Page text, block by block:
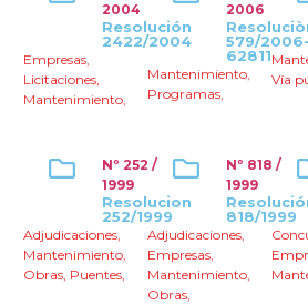
2004
Resolución
2422/2004
Empresas,
Licitaciones,
Mantenimiento,
2006
579/2006-
62811
Mantenimiento,
Programas,
Vía
Nº 252 /
1999
Resolucion
252/1999
Adjudicaciones,
Mantenimiento,
Obras, Puentes,
Nº 818 /
1999
818/1999
Adjudicaciones,
Empresas,
Mantenimiento,
Obras,